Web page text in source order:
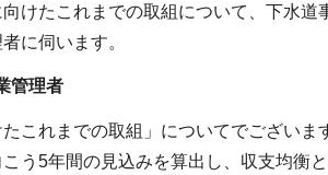
けたこれまでの取組について、下水
に伺います。
管理者
これまでの取組」についてでございま
う5年間の見込みを算出し、収支均衡